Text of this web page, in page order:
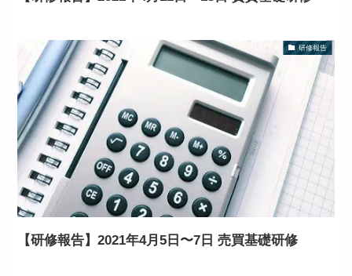
研修報告
【研修報告】2021年4月5日〜7日 売買基礎研修